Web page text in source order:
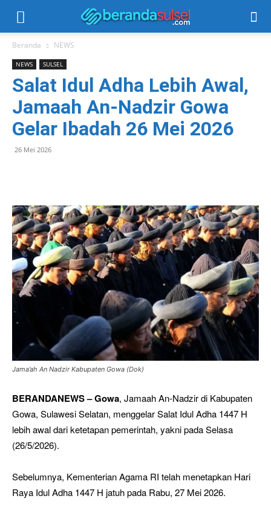
Beranda NEWS
NEWS SULSEL
Salat Idul Adha Lebih Awal,
Jamaah An-Nadzir Gowa
Gelar Ibadah 26 Mei 2026
26 Mei 2026
Jama’ah An Nadzir Kabupaten Gowa (Dok)
BERANDANEWS –Gowa, Jamaah An-Nadzir di Kabupaten
Gowa, Sulawesi Selatan, menggelar Salat Idul Adha 1447 H
lebih awal dari ketetapan pemerintah, yakni pada Selasa
(26/5/2026).
Sebelumnya, Kementerian Agama RI telah menetapkan Hari
Raya Idul Adha 1447 H jatuh pada Rabu, 27 Mei 2026.